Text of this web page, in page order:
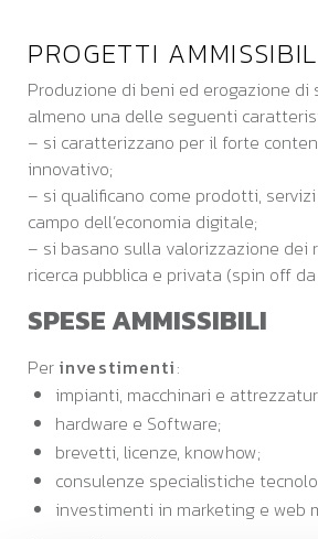
PROGETTI
Produzione di beni ed erogazione di
almeno una delle seguenti
– si caratterizzano per il forte
innovativo;
– si qualificano come prodotti,
campo dell’economia digitale;
– si basano sulla valorizzazione dei
ricerca pubblica e privata (spin off da
SPESE AMMISSIBILI
Per investimenti:
impianti, macchinari e
hardware e Software;
brevetti, licenze, knowhow;
consulenze specialistiche
investimenti in marketing e web